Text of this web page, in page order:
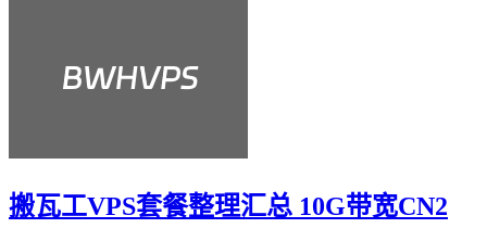
搬瓦工VPS套餐整理汇总 10G带宽CN2